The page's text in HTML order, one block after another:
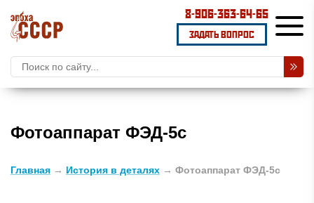
ЗАДАТЬ ВОПРОС
8-906-363-64-65
Фотоаппарат ФЭД-5с
Главная → История в деталях → Фотоаппарат ФЭД-5с